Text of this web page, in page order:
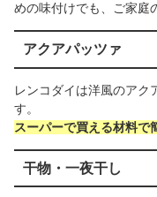
めの味付けでも、ご家庭
アクアパッツァ
レンコダイは洋風のアク
す。
スーパーで買える材料で
干物・一夜干し